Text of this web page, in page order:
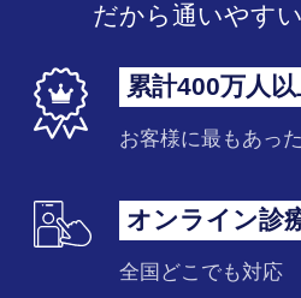
だから通いやす
累計400万人
お客様に最もあっ
オンライン診
全国どこでも対応